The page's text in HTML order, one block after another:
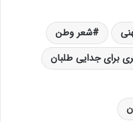
شعر وطن
برای جدایی طلبان